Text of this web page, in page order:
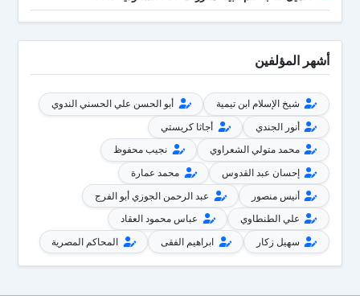
أشهر المؤلفين
شيخ الإسلام ابن تيمية
أبو الحسن علي الحسني الندوي
أنور الجندي
أجاثا كريستي
محمد متولي الشعراوي
نجيب محفوظ
إحسان عبد القدوس
محمد عمارة
أنيس منصور
عبد الرحمن الجوزي أبو الفرج
علي الطنطاوي
عباس محمود العقاد
سهيل زكار
ابراهيم الفقى المحاكم المصرية